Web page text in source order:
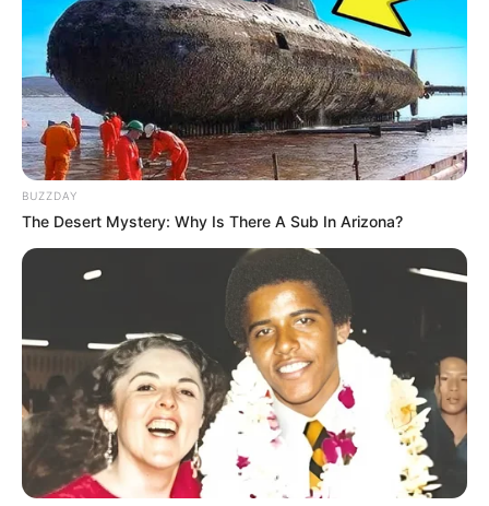
BUZZDAY
The Desert Mystery: Why Is There A Sub In Arizona?